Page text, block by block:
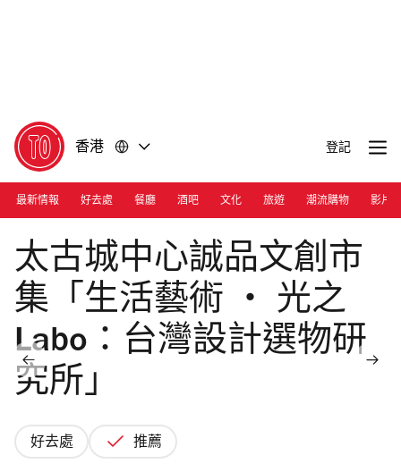
香港 登記
最新情報 好去處 餐廳 酒吧 文化 旅遊 潮流購物 影片
Photograph: Courtesy Eslite Bookstore
太古城中心誠品文創市
集「生活藝術 ‧ 光之
Labo：台灣設計選物研
究所」
好去處 推薦